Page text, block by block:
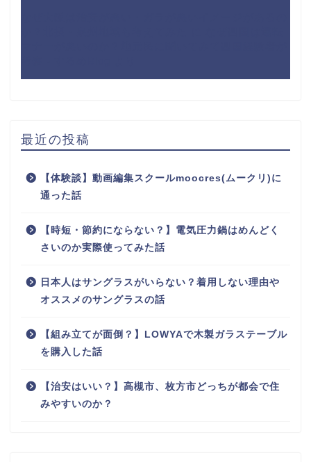
最近の投稿
【体験談】動画編集スクールmoocres(ムークリ)に
通った話
【時短・節約にならない？】電気圧力鍋はめんどく
さいのか実際使ってみた話
日本人はサングラスがいらない？着用しない理由や
オススメのサングラスの話
【組み立てが面倒？】LOWYAで木製ガラステーブル
を購入した話
【治安はいい？】高槻市、枚方市どっちが都会で住
みやすいのか？